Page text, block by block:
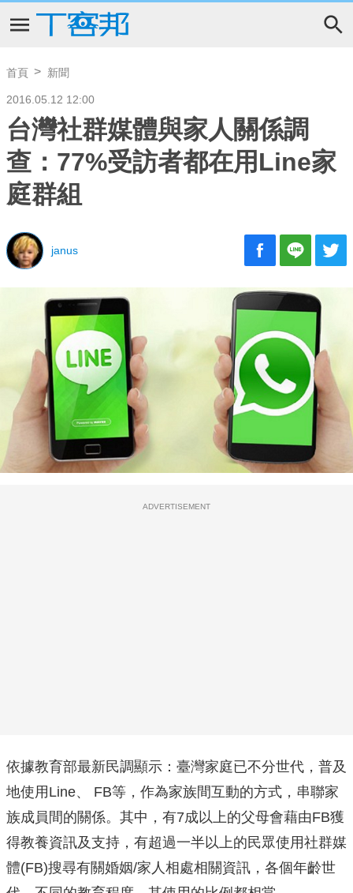
首頁 新聞
2016.05.12 12:00
台灣社群媒體與家人關係調
查：77%受訪者都在用Line家
庭群組
janus
ADVERTISEMENT
依據教育部最新民調顯示：臺灣家庭已不分世代，普及
地使用Line、 FB等，作為家族間互動的方式，串聯家
族成員間的關係。其中，有7成以上的父母會藉由FB獲
得教養資訊及支持，有超過一半以上的民眾使用社群媒
體(FB)搜尋有關婚姻/家人相處相關資訊，各個年齡世